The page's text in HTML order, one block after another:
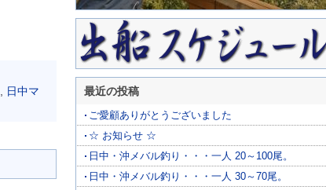
日中マ
最近の投稿
ご愛顧ありがとうございました
☆ お知らせ ☆
日中・沖メバル釣り・・・一人 20～100尾。
日中・沖メバル釣り・・・一人 30～70尾。